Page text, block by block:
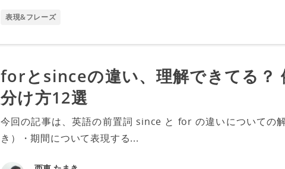
表現&フレーズ
forとsinceの違い、理解できてる？
分け方12選
今回の記事は、英語の前置詞 since と for の違いについての
き）・期間について表現する...